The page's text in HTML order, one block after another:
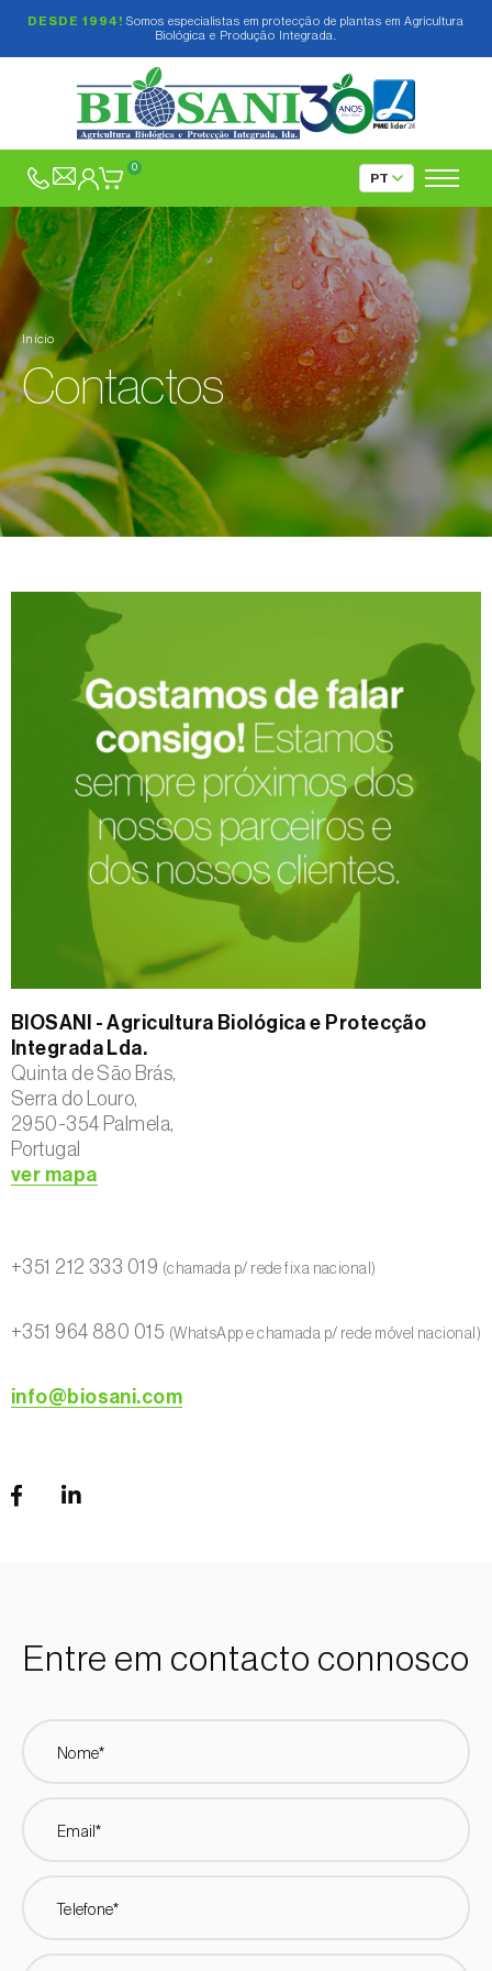
DESDE 1994! Somos especialistas em protecção de plantas em Agricultura
Biológica e Produção Integrada.
0
Início
Contactos
BIOSANI - Agricultura Biológica e Protecção
Integrada Lda.
Quinta de São Brás,
Serra do Louro,
2950-354 Palmela,
Portugal
ver mapa
+351 212 333 019 (chamada p/ rede fixa nacional)
+351 964 880 015 (WhatsApp e chamada p/ rede móvel nacional)
info@biosani.com
Entre em contacto connosco
Nome*
Email*
Telefone*